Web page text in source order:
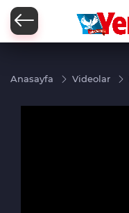
Anasayfa Videolar